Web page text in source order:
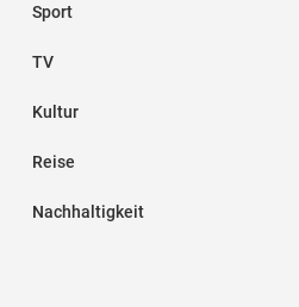
Sport
TV
Kultur
Reise
Nachhaltigkeit